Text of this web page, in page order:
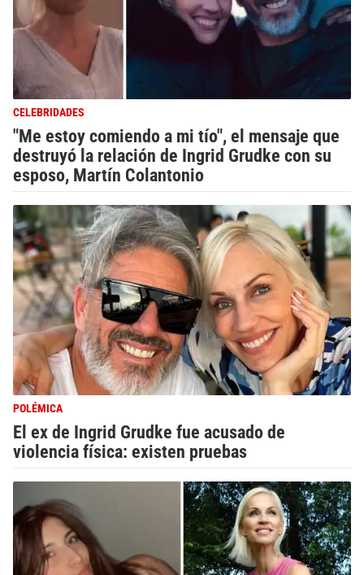
CELEBRIDADES
"Me estoy comiendo a mi tío", el mensaje que
destruyó la relación de Ingrid Grudke con su
esposo, Martín Colantonio
POLÉMICA
El ex de Ingrid Grudke fue acusado de
violencia física: existen pruebas